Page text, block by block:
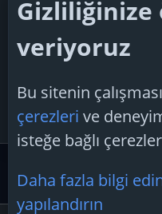
Konu 'Teknoloji
Güncellendi:
Alanları
2 Şubat
Cevaplar: 1
Güvenlik Merkezi ve
Gizliliğinize
veriyoruz
Bu sitenin
çerezleri ve
isteğe bağlı
Daha fazla bilgi
yapılandırın